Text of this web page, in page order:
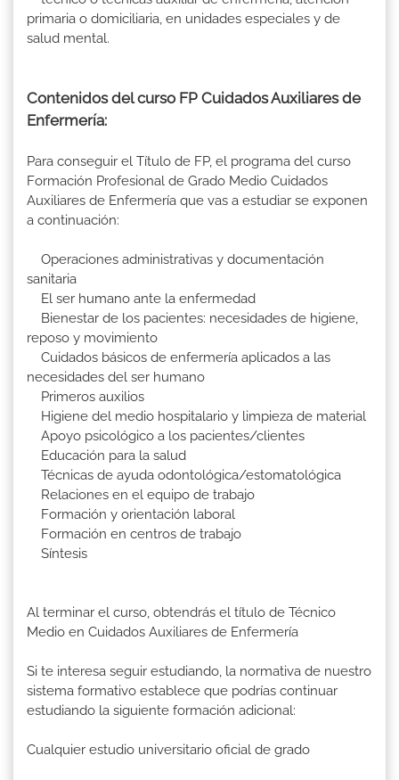
primaria o domiciliaria, en unidades especiales y de
salud mental.
Contenidos del curso FP Cuidados Auxiliares de
Enfermería:
Para conseguir el Título de FP, el programa del curso
Formación Profesional de Grado Medio Cuidados
Auxiliares de Enfermería que vas a estudiar se exponen
a continuación:
Operaciones administrativas y documentación
sanitaria
El ser humano ante la enfermedad
Bienestar de los pacientes: necesidades de higiene,
reposo y movimiento
Cuidados básicos de enfermería aplicados a las
necesidades del ser humano
Primeros auxilios
Higiene del medio hospitalario y limpieza de material
Apoyo psicológico a los pacientes/clientes
Educación para la salud
Técnicas de ayuda odontológica/estomatológica
Relaciones en el equipo de trabajo
Formación y orientación laboral
Formación en centros de trabajo
Síntesis
Al terminar el curso, obtendrás el título de Técnico
Medio en Cuidados Auxiliares de Enfermería
Si te interesa seguir estudiando, la normativa de nuestro
sistema formativo establece que podrías continuar
estudiando la siguiente formación adicional:
Cualquier estudio universitario oficial de grado